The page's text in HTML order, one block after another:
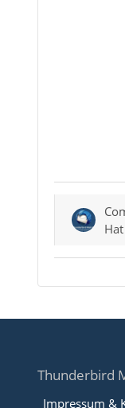
Thunderbird
Impressum &